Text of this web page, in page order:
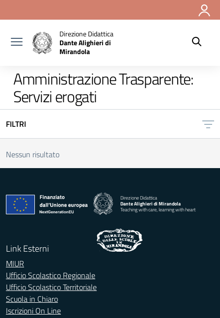
Direzione Didattica
Dante Alighieri di
Mirandola
Amministrazione Trasparente:
Servizi erogati
FILTRI
Nessun risultato
Direzione Didattica
Dante Alighieri di Mirandola
Teaching with care, learning with heart
Link Esterni
MIUR
Ufficio Scolastico Regionale
Ufficio Scolastico Territoriale
Scuola in Chiaro
Iscrizioni On Line